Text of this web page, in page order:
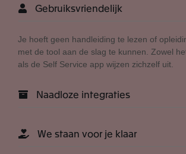
Gebruiksvriendelijk
Je hoeft geen handleiding te lezen of
met de tool aan de slag te kunnen. Zowel
als de Self Service app wijzen zichzelf uit.
Naadloze integraties
We staan voor je klaar